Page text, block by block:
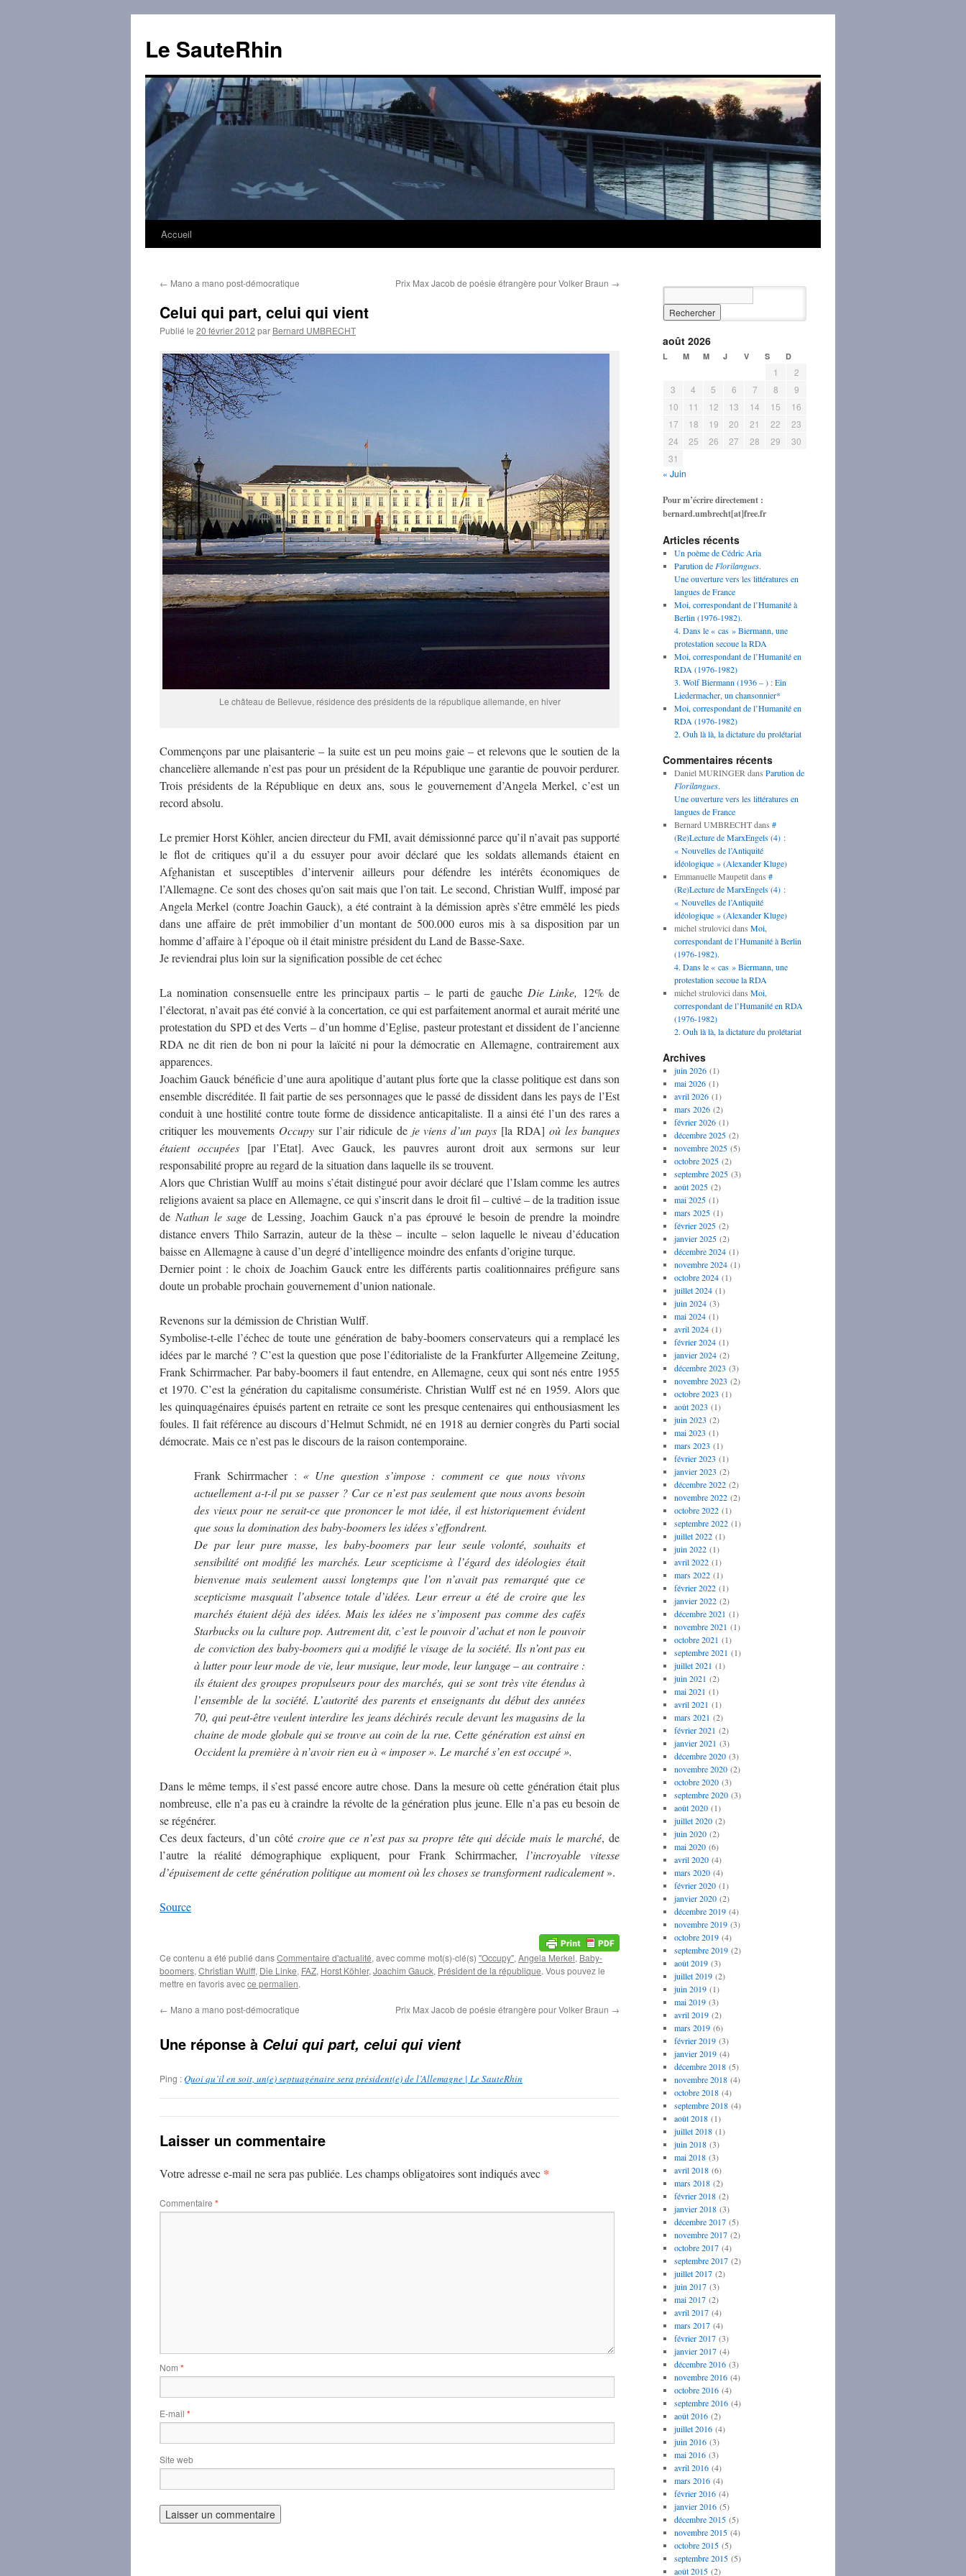
contenu
Le SauteRhin
Accueil
← Mano a mano post-démocratique Prix Max Jacob de poésie étrangère pour Volker Braun →
Celui qui part, celui qui vient
Publié le 20 février 2012 par Bernard UMBRECHT
Le château de Bellevue, résidence des présidents de la république allemande, en hiver
Commençons par une plaisanterie – la suite est un peu moins gaie – et relevons que le soutien de la
chancelière allemande n’est pas pour un président de la République une garantie de pouvoir perdurer.
Trois présidents de la République en deux ans, sous le gouvernement d’Angela Merkel, c’est un
record absolu.
Le premier Horst Köhler, ancien directeur du FMI, avait démissionné parce qu’il n’avait pas supporté
le flot de critiques qu’il a du essuyer pour avoir déclaré que les soldats allemands étaient en
Afghanistan et susceptibles d’intervenir ailleurs pour défendre les intérêts économiques de
l’Allemagne. Ce sont des choses qu’on sait mais que l’on tait. Le second, Christian Wulff, imposé par
Angela Merkel (contre Joachin Gauck), a été contraint à la démission après s’être emmêlé les pieds
dans une affaire de prêt immobilier d’un montant de 500.000 euros mis à sa disposition par un
homme d’affaire à l’époque où il était ministre président du Land de Basse-Saxe.
Je reviendrai plus loin sur la signification possible de cet échec
La nomination consensuelle entre les principaux partis – le parti de gauche Die Linke, 12% de
l’électorat, n’avait pas été convié à la concertation, ce qui est parfaitement anormal et aurait mérité une
protestation du SPD et des Verts – d’un homme d’Eglise, pasteur protestant et dissident de l’ancienne
RDA ne dit rien de bon ni pour la laïcité ni pour la démocratie en Allemagne, contrairement aux
apparences.
Joachim Gauck bénéficie d’une aura apolitique d’autant plus forte que la classe politique est dans son
ensemble discréditée. Il fait partie de ses personnages que le passé de dissident dans les pays de l’Est
conduit à une hostilité contre toute forme de dissidence anticapitaliste. Il a ainsi été l’un des rares a
critiquer les mouvements Occupysur l’air ridicule de je viens d’un pays [la RDA]où les banques
étaient occupées[par l’Etat]. Avec Gauck, les pauvres auront droit aux sermons sur leur
responsabilité propre au regard de la situation dans laquelle ils se trouvent.
Alors que Christian Wulff au moins s’était distingué pour avoir déclaré que l’Islam comme les autres
religions avaient sa place en Allemagne, ce qui s’inscrit dans le droit fil – cultivé – de la tradition issue
de Nathan le sagede Lessing, Joachim Gauck n’a pas éprouvé le besoin de prendre la moindre
distance envers Thilo Sarrazin, auteur de la thèse – inculte – selon laquelle le niveau d’éducation
baisse en Allemagne à cause d’un degré d’intelligence moindre des enfants d’origine turque.
Dernier point : le choix de Joachim Gauck entre les différents partis coalitionnaires préfigure sans
doute un probable prochain gouvernement d’union nationale.
Revenons sur la démission de Christian Wulff.
Symbolise-t-elle l’échec de toute une génération de baby-boomers conservateurs qui a remplacé les
idées par le marché ? C’est la question que pose l’éditorialiste de la Frankfurter Allgemeine Zeitung,
Frank Schirrmacher. Par baby-boomers il faut entendre, en Allemagne, ceux qui sont nés entre 1955
et 1970. C’est la génération du capitalisme consumériste. Christian Wulff est né en 1959. Alors que
les quinquagénaires épuisés partent en retraite ce sont les presque centenaires qui enthousiasment les
foules. Il fait référence au discours d’Helmut Schmidt, né en 1918 au dernier congrès du Parti social
démocrate. Mais ce n’est pas le discours de la raison contemporaine.
Frank Schirrmacher : « Une question s’impose : comment ce que nous vivons
actuellement a-t-il pu se passer ? Car ce n’est pas seulement que nous avons besoin
des vieux pour ne serait-ce que prononcer le mot idée, il est historiquement évident
que sous la domination des baby-boomers les idées s’effondrent.
De par leur pure masse, les baby-boomers par leur seule volonté, souhaits et
sensibilité ont modifié les marchés. Leur scepticisme à l’égard des idéologies était
bienvenue mais seulement aussi longtemps que l’on n’avait pas remarqué que ce
scepticisme masquait l’absence totale d’idées. Leur erreur a été de croire que les
marchés étaient déjà des idées. Mais les idées ne s’imposent pas comme des cafés
Starbucks ou la culture pop. Autrement dit, c’est le pouvoir d’achat et non le pouvoir
de conviction des baby-boomers qui a modifié le visage de la société. Ils n’ont pas eu
à lutter pour leur mode de vie, leur musique, leur mode, leur langage – au contraire :
ils étaient des groupes propulseurs pour des marchés, qui se sont très vite étendus à
l’ensemble de la société. L’autorité des parents et enseignants du début des années
70, qui peut-être veulent interdire les jeans déchirés recule devant les magasins de la
chaine de mode globale qui se trouve au coin de la rue. Cette génération est ainsi en
Occident la première à n’avoir rien eu à « imposer ». Le marché s’en est occupé ».
Dans le même temps, il s’est passé encore autre chose. Dans la mesure où cette génération était plus
nombreuse, elle n’a pas eu à craindre la révolte de la génération plus jeune. Elle n’a pas eu besoin de
se régénérer.
Ces deux facteurs, d’un côté croire que ce n’est pas sa propre tête qui décide mais le marché, de
l’autre la réalité démographique expliquent, pour Frank Schirrmacher,l’incroyable vitesse
d’épuisement de cette génération politique au moment où les choses se transforment radicalement».
Source
Ce contenu a été publié dansCommentaire d'actualité, avec comme mot(s)-clé(s) "Occupy", Angela Merkel, Baby-
boomers, Christian Wulff, Die Linke, FAZ, Horst Köhler, Joachim Gauck, Président de la république. Vous pouvez le
mettre en favoris avecce permalien.
← Mano a mano post-démocratique Prix Max Jacob de poésie étrangère pour Volker Braun →
Une réponse à Celui qui part, celui qui vient
Ping :Quoi qu’il en soit, un(e) septuagénaire sera président(e) de l’Allemagne | Le SauteRhin
Laisser un commentaire
Votre adresse e-mail ne sera pas publiée. Les champs obligatoires sont indiqués avec *
Commentaire *
Nom *
E-mail *
Site web
août 2026
L M M J V S D
1
2
3
4 5 6 7 8
9
10
11 12 13 14 15
16
17
18 19 20 21 22
23
24
25 26 27 28 29
30
31
« Juin
Pour m’écrire directement :
bernard.umbrecht[at]free.fr
Articles récents
Un poème de Cédric Aria
Parution de Florilangues.
Une ouverture vers les littératures en
langues de France
Moi, correspondant de l’Humanité à
Berlin (1976-1982).
4. Dans le « cas » Biermann, une
protestation secoue la RDA
Moi, correspondant de l’Humanité en
RDA (1976-1982)
3. Wolf Biermann (1936 – ) : Ein
Liedermacher, un chansonnier*
Moi, correspondant de l’Humanité en
RDA (1976-1982)
2. Ouh là là, la dictature du prolétariat
Commentaires récents
Daniel MURINGER dans Parution de
Florilangues.
Une ouverture vers les littératures en
langues de France
Bernard UMBRECHTdans #
(Re)Lecture de MarxEngels (4) :
« Nouvelles de l’Antiquité
idéologique » (Alexander Kluge)
Emmanuelle Maupetitdans #
(Re)Lecture de MarxEngels (4) :
« Nouvelles de l’Antiquité
idéologique » (Alexander Kluge)
michel strulovici dans Moi,
correspondant de l’Humanité à Berlin
(1976-1982).
4. Dans le « cas » Biermann, une
protestation secoue la RDA
michel strulovici dans Moi,
correspondant de l’Humanité en RDA
(1976-1982)
2. Ouh là là, la dictature du prolétariat
Archives
juin 2026(1)
mai 2026(1)
avril 2026(1)
mars 2026(2)
février 2026(1)
décembre 2025(2)
novembre 2025(5)
octobre 2025(2)
septembre 2025(3)
août 2025(2)
mai 2025(1)
mars 2025(1)
février 2025(2)
janvier 2025(2)
décembre 2024(1)
novembre 2024(1)
octobre 2024(1)
juillet 2024(1)
juin 2024(3)
mai 2024(1)
avril 2024(1)
février 2024(1)
janvier 2024(2)
décembre 2023 (3)
novembre 2023 (2)
octobre 2023 (1)
août 2023 (1)
juin 2023 (2)
mai 2023 (1)
mars 2023 (1)
février 2023 (1)
janvier 2023 (2)
décembre 2022(2)
novembre 2022(2)
octobre 2022(1)
septembre 2022(1)
juillet 2022(1)
juin 2022(1)
avril 2022(1)
mars 2022(1)
février 2022(1)
janvier 2022(2)
décembre 2021 (1)
novembre 2021 (1)
octobre 2021 (1)
septembre 2021 (1)
juillet 2021 (1)
juin 2021 (2)
mai 2021 (1)
avril 2021 (1)
mars 2021 (2)
février 2021 (2)
janvier 2021 (3)
décembre 2020(3)
novembre 2020(2)
octobre 2020(3)
septembre 2020(3)
août 2020(1)
juillet 2020(2)
juin 2020(2)
mai 2020(6)
avril 2020(4)
mars 2020(4)
février 2020(1)
janvier 2020(2)
décembre 2019(4)
novembre 2019(3)
octobre 2019(4)
septembre 2019(2)
août 2019(3)
juillet 2019(2)
juin 2019(1)
mai 2019(3)
avril 2019(2)
mars 2019(6)
février 2019(3)
janvier 2019(4)
décembre 2018(5)
novembre 2018(4)
octobre 2018(4)
septembre 2018(4)
août 2018(1)
juillet 2018(1)
juin 2018(3)
mai 2018(3)
avril 2018(6)
mars 2018(2)
février 2018(2)
janvier 2018(3)
décembre 2017(5)
novembre 2017(2)
octobre 2017(4)
septembre 2017(2)
juillet 2017(2)
juin 2017(3)
mai 2017(2)
avril 2017(4)
mars 2017(4)
février 2017(3)
janvier 2017(4)
décembre 2016(3)
novembre 2016(4)
octobre 2016(4)
septembre 2016(4)
août 2016(2)
juillet 2016(4)
juin 2016(3)
mai 2016(3)
avril 2016(4)
mars 2016(4)
février 2016(4)
janvier 2016(5)
décembre 2015(5)
novembre 2015(4)
octobre 2015(5)
septembre 2015(5)
août 2015(2)